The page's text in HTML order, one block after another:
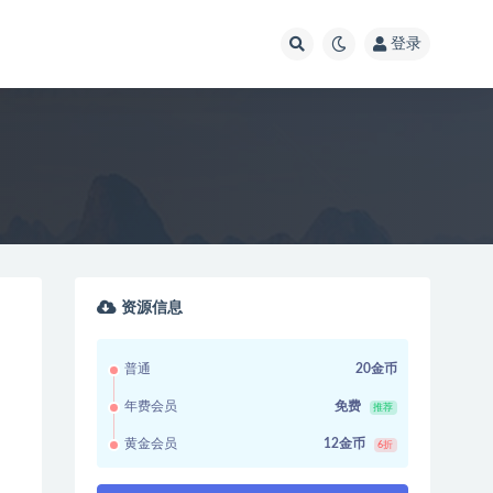
登录
资源信息
普通 20金币
年费会员 免费 推荐
黄金会员 12金币 6折